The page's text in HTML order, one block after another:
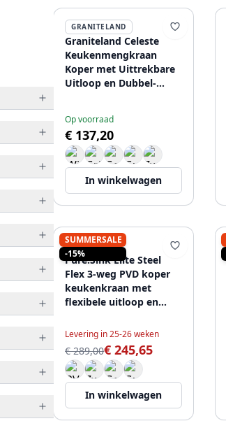
GRANITELAND
Graniteland Celeste
Keukenmengkraan
Koper met Uittrekbare
Uitloop en Dubbel-
Op voorraad
€ 137,20
In winkelwagen
SUMMERSALE
-15%
PURE.SINK
Pure.Sink Elite Steel
Flex 3-weg PVD koper
keukenkraan met
flexibele uitloop en
62
Levering in 25-26 weken
€ 289,00€ 245,65
In winkelwagen